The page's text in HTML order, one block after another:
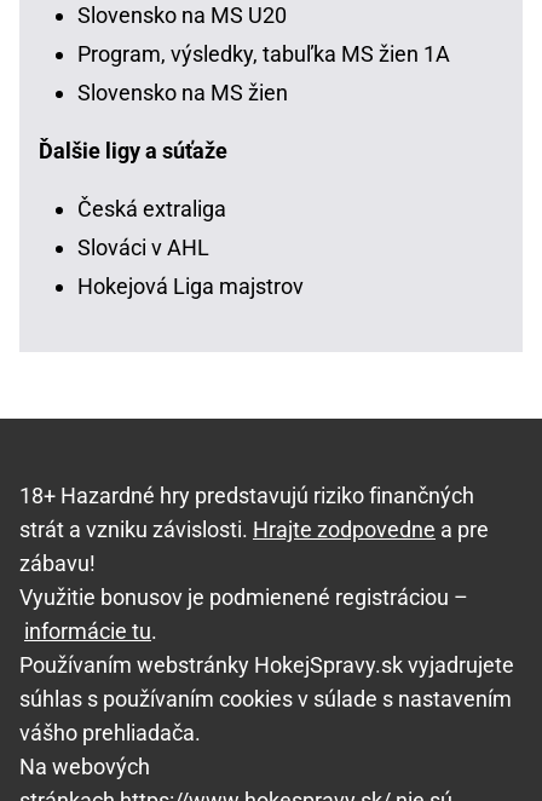
Slovensko na MS U20
Program, výsledky, tabuľka MS žien 1A
Slovensko na MS žien
Ďalšie ligy a súťaže
Česká extraliga
Slováci v AHL
Hokejová Liga majstrov
18+ Hazardné hry predstavujú riziko finančných
strát a vzniku závislosti. Hrajte zodpovedne a pre
zábavu!
Využitie bonusov je podmienené registráciou –
informácie tu.
Používaním webstránky HokejSpravy.sk vyjadrujete
súhlas s používaním cookies v súlade s nastavením
vášho prehliadača.
Na webových